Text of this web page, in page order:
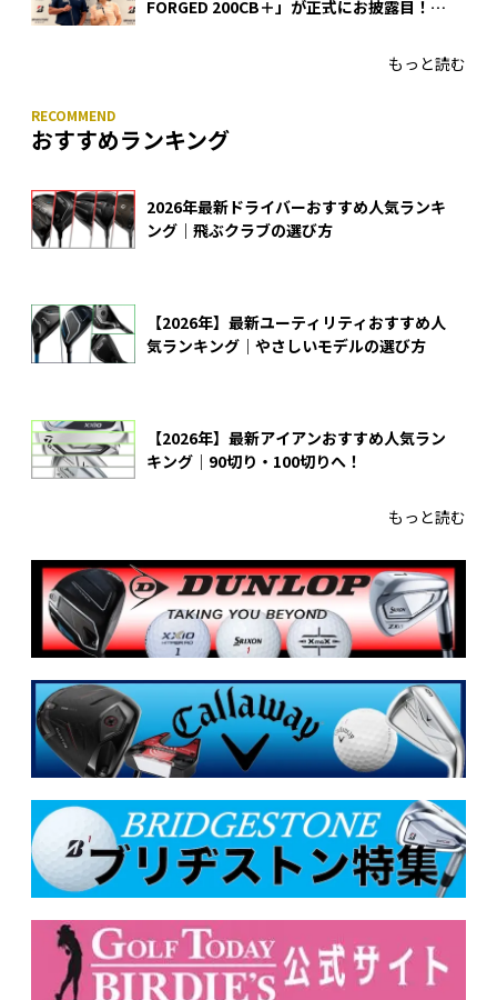
FORGED 200CB＋」が正式にお披露目！
もっと読む
おすすめランキング
2026年最新ドライバーおすすめ人気ランキ
ング｜飛ぶクラブの選び方
【2026年】最新ユーティリティおすすめ人
気ランキング｜やさしいモデルの選び方
【2026年】最新アイアンおすすめ人気ラン
キング｜90切り・100切りへ！
もっと読む